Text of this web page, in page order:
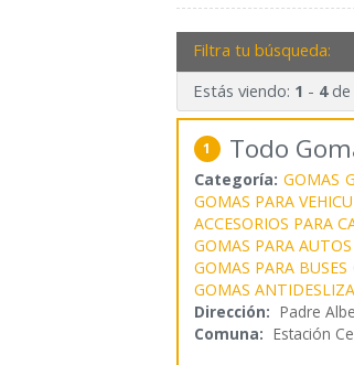
Filtra tu búsqueda:
Estás viendo: 1 - 4de
1 Todo
Categoría: GOMAS
GOMAS PARA
ACCESORIOS PARA
GOMAS PARA AUTOS
GOMAS PARA BUSES
GOMAS
Dirección: Padre
Comuna: Estación